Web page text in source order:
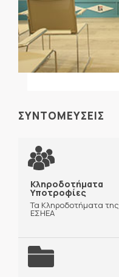
ΣΥΝΤΟΜΕΥΣΕΙΣ
Κληροδοτήματα
Υποτροφίες
Τα Κληροδοτήματα της
ΕΣΗΕΑ